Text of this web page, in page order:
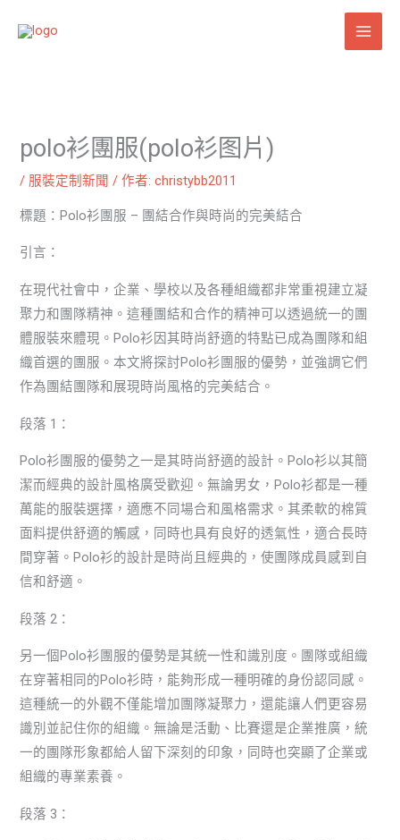
polo衫團服(polo衫图片)
/ 服裝定制新聞 / 作者:christybb2011
標題：Polo衫團服 – 團結合作與時尚的完美結合
引言：
在現代社會中，企業、學校以及各種組織都非常重視建立凝
聚力和團隊精神。這種團結和合作的精神可以透過統一的團
體服裝來體現。Polo衫因其時尚舒適的特點已成為團隊和組
織首選的團服。本文將探討Polo衫團服的優勢，並強調它們
作為團結團隊和展現時尚風格的完美結合。
段落 1：
Polo衫團服的優勢之一是其時尚舒適的設計。Polo衫以其簡
潔而經典的設計風格廣受歡迎。無論男女，Polo衫都是一種
萬能的服裝選擇，適應不同場合和風格需求。其柔軟的棉質
面料提供舒適的觸感，同時也具有良好的透氣性，適合長時
間穿著。Polo衫的設計是時尚且經典的，使團隊成員感到自
信和舒適。
段落 2：
另一個Polo衫團服的優勢是其統一性和識別度。團隊或組織
在穿著相同的Polo衫時，能夠形成一種明確的身份認同感。
這種統一的外觀不僅能增加團隊凝聚力，還能讓人們更容易
識別並記住你的組織。無論是活動、比賽還是企業推廣，統
一的團隊形象都給人留下深刻的印象，同時也突顯了企業或
組織的專業素養。
段落 3：